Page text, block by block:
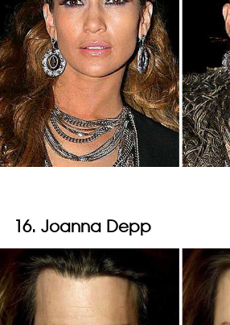
16. Joanna Depp